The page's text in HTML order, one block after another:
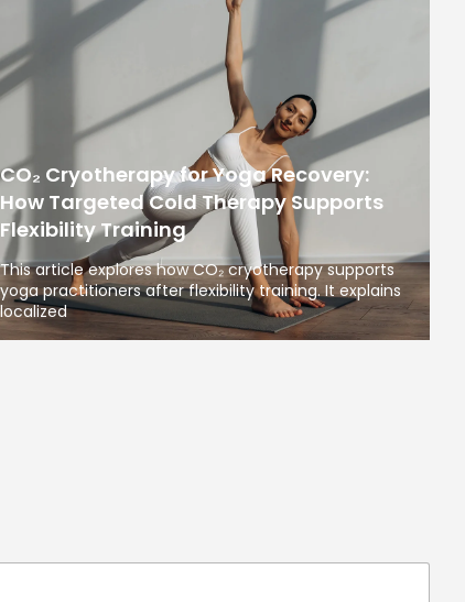
CO₂ Cryotherapy for Yoga Recovery:
How Targeted Cold Therapy Supports
Flexibility Training
This article explores how CO₂ cryotherapy supports
yoga practitioners after flexibility training. It explains
localized